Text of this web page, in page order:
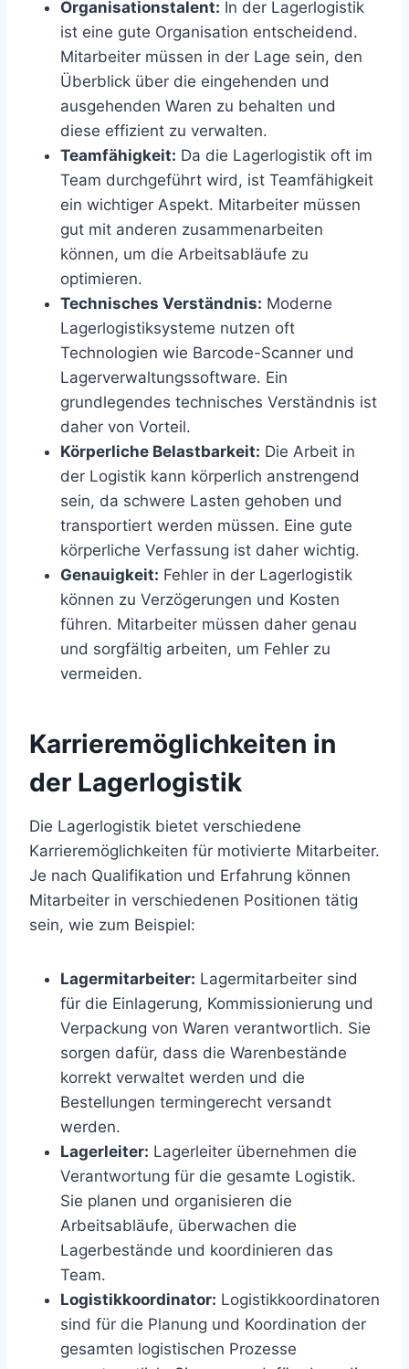
Organisationstalent: In der Lagerlogistik
ist eine gute Organisation entscheidend.
Mitarbeiter müssen in der Lage sein, den
Überblick über die eingehenden und
ausgehenden Waren zu behalten und
diese effizient zu verwalten.
Teamfähigkeit: Da die Lagerlogistik oft im
Team durchgeführt wird, ist Teamfähigkeit
ein wichtiger Aspekt. Mitarbeiter müssen
gut mit anderen zusammenarbeiten
können, um die Arbeitsabläufe zu
optimieren.
Technisches Verständnis: Moderne
Lagerlogistiksysteme nutzen oft
Technologien wie Barcode-Scanner und
Lagerverwaltungssoftware. Ein
grundlegendes technisches Verständnis ist
daher von Vorteil.
Körperliche Belastbarkeit: Die Arbeit in
der Logistik kann körperlich anstrengend
sein, da schwere Lasten gehoben und
transportiert werden müssen. Eine gute
körperliche Verfassung ist daher wichtig.
Genauigkeit: Fehler in der Lagerlogistik
können zu Verzögerungen und Kosten
führen. Mitarbeiter müssen daher genau
und sorgfältig arbeiten, um Fehler zu
vermeiden.
Karrieremöglichkeiten in
der Lagerlogistik
Die Lagerlogistik bietet verschiedene
Karrieremöglichkeiten für motivierte Mitarbeiter.
Je nach Qualifikation und Erfahrung können
Mitarbeiter in verschiedenen Positionen tätig
sein, wie zum Beispiel:
Lagermitarbeiter: Lagermitarbeiter sind
für die Einlagerung, Kommissionierung und
Verpackung von Waren verantwortlich. Sie
sorgen dafür, dass die Warenbestände
korrekt verwaltet werden und die
Bestellungen termingerecht versandt
werden.
Lagerleiter: Lagerleiter übernehmen die
Verantwortung für die gesamte Logistik.
Sie planen und organisieren die
Arbeitsabläufe, überwachen die
Lagerbestände und koordinieren das
Team.
Logistikkoordinator: Logistikkoordinatoren
sind für die Planung und Koordination der
gesamten logistischen Prozesse